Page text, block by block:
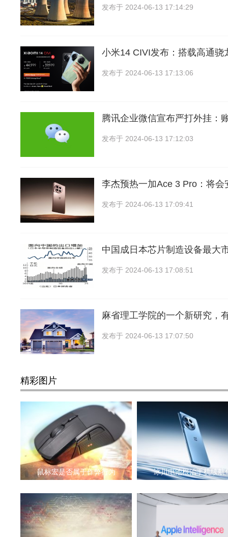
发布于 2024-06-13 17:14:29
小米14 CIVI发布：搭载高通骁
发布于 2024-06-13 17:13:06
腾讯企业微信宣布严打外挂：
发布于 2024-06-13 17:12:03
李杰预热一加Ace 3 Pro：将会
发布于 2024-06-13 17:09:41
中国成日本芯片制造设备最大
发布于 2024-06-13 17:08:51
麻省理工学院的一个新研究，
发布于 2024-06-13 17:07:50
精彩图片
鼠标宏是否属于作弊行为 冰川电池根治手机续航